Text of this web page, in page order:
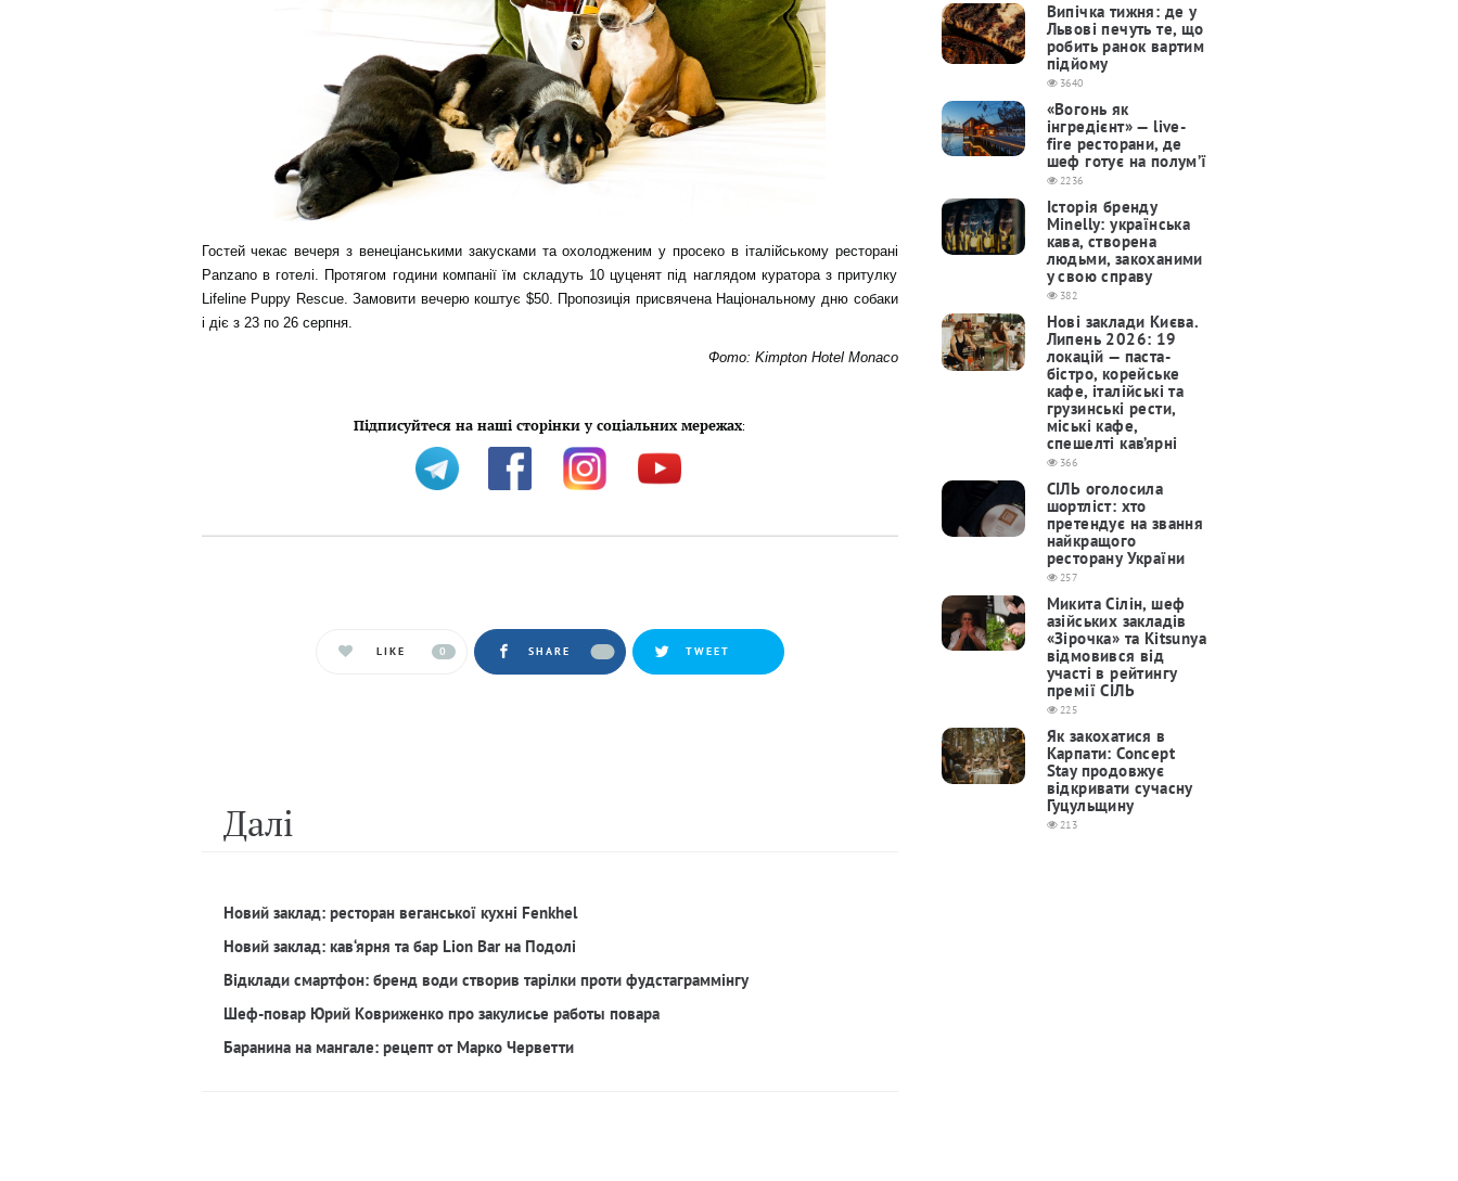
Гостей чекає вечеря з венеціанськими закусками та охолодженим у просеко в італійському ресторані
Рanzano в готелі. Протягом години компанії їм складуть 10 цуценят під наглядом куратора з притулку
Lifeline Puppy Rescue. Замовити вечерю коштує $50. Пропозиція присвячена Національному дню собаки
і діє з 23 по 26 серпня.
Фото: Kimpton Hotel Monaco
Підписуйтеся на наші сторінки у соціальних мережах:
LIKE 0 SHARE TWEET
Далi
Новий заклад: ресторан веганської кухні Fenkhel
Новий заклад: кав‘ярня та бар Lion Bar на Подолі
Відклади смартфон: бренд води створив тарілки проти фудстаграммінгу
Шеф-повар Юрий Ковриженко про закулисье работы повара
Баранина на мангале: рецепт от Марко Черветти
Випічка тижня: де у
Львові печуть те, що
робить ранок вартим
підйому
3640
«Вогонь як
інгредієнт» — live-
fire ресторани, де
шеф готує на полум’ї
2236
Історія бренду
Minelly: українська
кава, створена
людьми, закоханими
у свою справу
382
Нові заклади Києва.
Липень 2026: 19
локацій — паста-
бістро, корейське
кафе, італійські та
грузинські рести,
міські кафе,
спешелті кав’ярні
366
СІЛЬ оголосила
шортліст: хто
претендує на звання
найкращого
ресторану України
257
Микита Сілін, шеф
азійських закладів
«Зірочка» та Kitsunya
відмовився від
участі в рейтингу
премії СІЛЬ
225
Як закохатися в
Карпати: Concept
Stay продовжує
відкривати сучасну
Гуцульщину
213